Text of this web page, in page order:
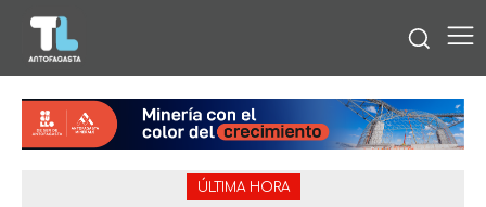
ÚLTIMA HORA